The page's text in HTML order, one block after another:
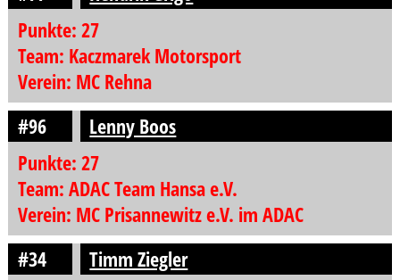
Punkte: 27
Team: Kaczmarek Motorsport
Verein: MC Rehna
#96
Lenny Boos
Punkte: 27
Team: ADAC Team Hansa e.V.
Verein: MC Prisannewitz e.V. im ADAC
#34
Timm Ziegler